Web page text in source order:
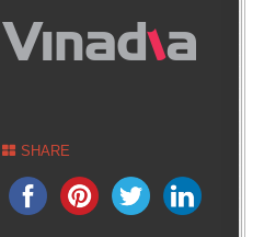
SHARE